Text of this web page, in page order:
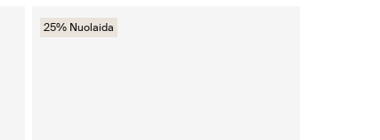
25% Nuolaida